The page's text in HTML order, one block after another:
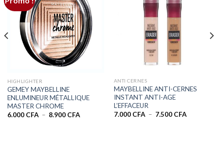
HIGHLIGHTER
GEMEY MAYBELLINE
ENLUMINEUR MÉTALLIQUE
MASTER CHROME
6.000 CFA – 8.900 CFAPlage
ANTI CERNES
MAYBELLINE ANTI-CERNES
INSTANT ANTI-AGE
L’EFFACEUR
7.000 CFA – 7.500 CFAPlage